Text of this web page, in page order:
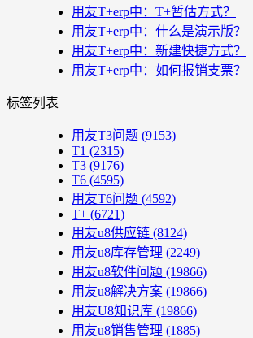
用友T+erp中：T+暂估方式？
用友T+erp中：什么是演示版？
用友T+erp中：新建快捷方式？
用友T+erp中：如何报销支票？
标签列表
用友T3问题 (9153)
T1 (2315)
T3 (9176)
T6 (4595)
用友T6问题 (4592)
T+ (6721)
用友u8供应链 (8124)
用友u8库存管理 (2249)
用友u8软件问题 (19866)
用友u8解决方案 (19866)
用友U8知识库 (19866)
用友u8销售管理 (1885)